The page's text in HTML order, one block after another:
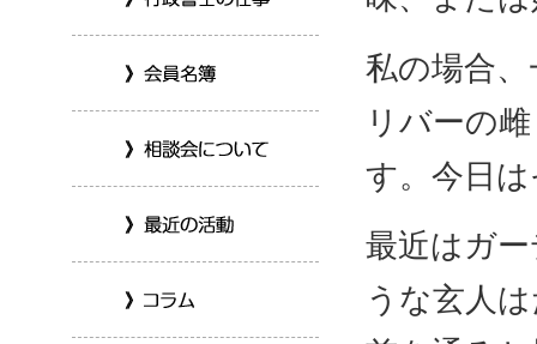
私の場合
リバーの
す。今日
最近はガ
うな玄人